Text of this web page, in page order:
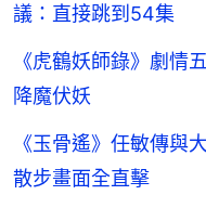
議：直接跳到54集
《虎鶴妖師錄》劇
降魔伏妖
《玉骨遙》任敏傳
散步畫面全直擊